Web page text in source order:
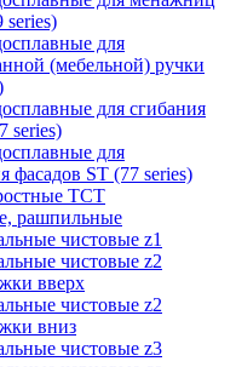
для
(мебельной) ручки
для сгибания
series)
для
фасадов ST (77 series)
ТСТ
рашпильные
чистовые z1
чистовые z2
вверх
чистовые z2
вниз
чистовые z3